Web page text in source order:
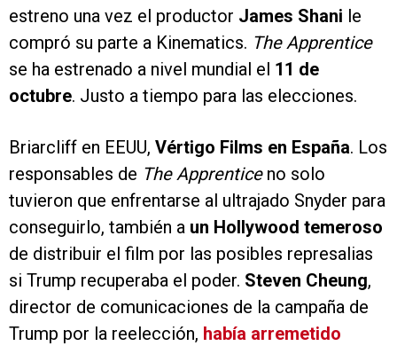
estreno una vez el productor James Shani le
compró su parte a Kinematics. The Apprentice
se ha estrenado a nivel mundial el 11 de
octubre. Justo a tiempo para las elecciones.
Briarcliff en EEUU, Vértigo Films en España. Los
responsables de The Apprenticeno solo
tuvieron que enfrentarse al ultrajado Snyder para
conseguirlo, también a un Hollywood temeroso
de distribuir el film por las posibles represalias
si Trump recuperaba el poder. Steven Cheung,
director de comunicaciones de la campaña de
Trump por la reelección, había arremetido